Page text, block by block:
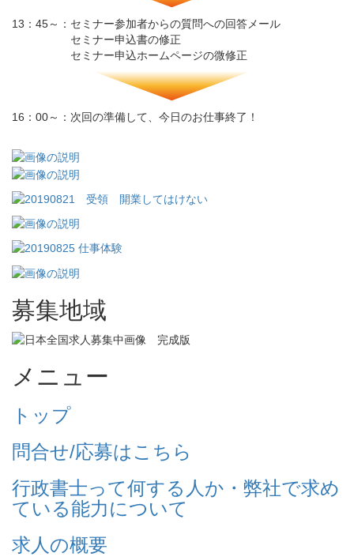
13：45～：セミナー参加者からの質問への回答メール
セミナー申込書の修正
セミナー申込ホームページの微修正
16：00～：次回の準備して、今日のお仕事終了！
募集地域
メニュー
トップ
問合せ/応募はこちら
行政書士って何する人か・弊社で求め
ている能力について
求人の概要